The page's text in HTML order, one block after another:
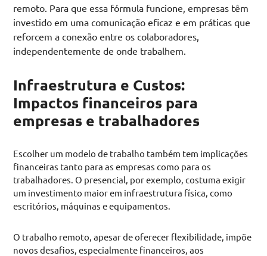
remoto. Para que essa fórmula funcione, empresas têm
investido em uma comunicação eficaz e em práticas que
reforcem a conexão entre os colaboradores,
independentemente de onde trabalhem.
Infraestrutura e Custos:
Impactos financeiros para
empresas e trabalhadores
Escolher um modelo de trabalho também tem implicações
financeiras tanto para as empresas como para os
trabalhadores. O presencial, por exemplo, costuma exigir
um investimento maior em infraestrutura física, como
escritórios, máquinas e equipamentos.
O trabalho remoto, apesar de oferecer flexibilidade, impõe
novos desafios, especialmente financeiros, aos